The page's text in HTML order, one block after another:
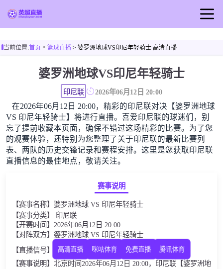
足球直播
英超视频
英超新闻
当前位置:首页> 篮球直播> 婆罗洲地球VS印尼年轻骑士 高清直播
婆罗洲地球VS印尼年轻骑士
印尼联 2026年06月12日 20:00
在2026年06月12日 20:00，精彩的印尼联对决【婆罗洲地球
VS 印尼年轻骑士】将进行直播。喜爱印尼联的球迷们，别
忘了提前收藏本页面，确保不错过这场精彩的比赛。为了您
的观赛体验，还特别为您整理了关于印尼联的最新比赛列
表、两队的历史交锋记录和赛程安排。这里是您获取印尼联
直播信息的最佳地点，敬请关注。
赛事说明
【赛事名称】婆罗洲地球 VS 印尼年轻骑士
【赛事分类】 印尼联
【开赛时间】2026年06月12日 20:00
【对阵双方】婆罗洲地球 VS 印尼年轻骑士
【直播信号】
高清直播 咪咕体育 免费直播 腾讯体育
【赛事说明】北京时间2026年06月12日 20:00，印尼联【婆罗洲地